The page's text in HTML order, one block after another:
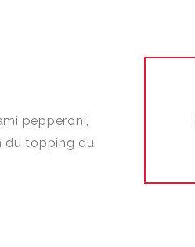
pepperoni,
du topping du